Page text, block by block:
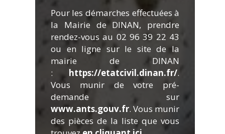
Pour les démarches effectuées à
la Mairie de DINAN, prendre
rendez-vous au 02 96 39 22 43
ou en ligne sur le site de la
mairie de DINAN
: https://etatcivil.dinan.fr/.
Vous munir de votre pré-
demande sur
www.ants.gouv.fr. Vous munir
des pièces de la liste que vous